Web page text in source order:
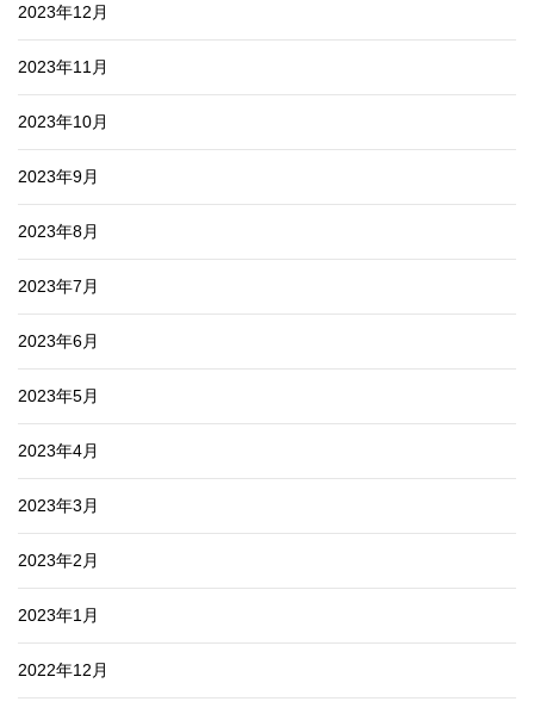
2023年12月
2023年11月
2023年10月
2023年9月
2023年8月
2023年7月
2023年6月
2023年5月
2023年4月
2023年3月
2023年2月
2023年1月
2022年12月